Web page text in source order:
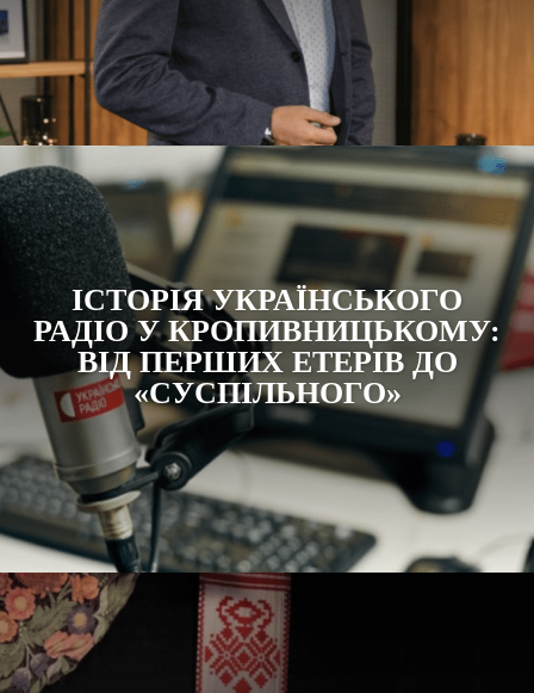
ІСТОРІЯ УКРАЇНСЬКОГО
РАДІО У КРОПИВНИЦЬКОМУ:
ВІД ПЕРШИХ ЕТЕРІВ ДО
«СУСПІЛЬНОГО»